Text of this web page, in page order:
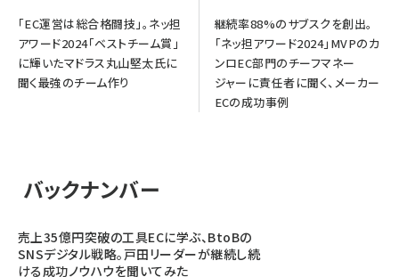
「EC運営は総合格闘技」。ネッ担
アワード2024「ベストチーム賞」
に輝いたマドラス丸山堅太氏に
聞く最強のチーム作り
継続率88%のサブスクを創出。
「ネッ担アワード2024」MVPのカ
ンロEC部門のチーフマネー
ジャーに責任者に聞く、メーカー
ECの成功事例
バックナンバー
売上35億円突破の工具ECに学ぶ、BtoBの
SNSデジタル戦略。戸田リーダーが継続し続
ける成功ノウハウを聞いてみた